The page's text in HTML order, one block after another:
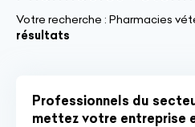
Votre recherche : Pharmacies
résultats
Professionnels du
mettez votre entreprise